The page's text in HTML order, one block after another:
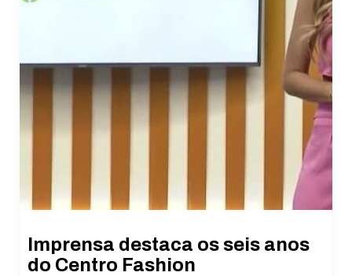
Imprensa destaca os seis anos
do Centro Fashion